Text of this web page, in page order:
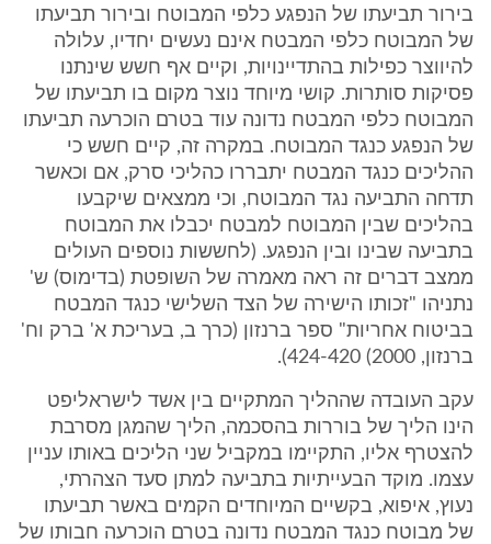
בירור תביעתו של הנפגע כלפי המבוטח ובירור תביעתו
של המבוטח כלפי המבטח אינם נעשים יחדיו, עלולה
להיווצר כפילות בהתדיינויות, וקיים אף חשש שינתנו
פסיקות סותרות. קושי מיוחד נוצר מקום בו תביעתו של
המבוטח כלפי המבטח נדונה עוד בטרם הוכרעה תביעתו
של הנפגע כנגד המבוטח. במקרה זה, קיים חשש כי
ההליכים כנגד המבטח יתבררו כהליכי סרק, אם וכאשר
תדחה התביעה נגד המבוטח, וכי ממצאים שיקבעו
בהליכים שבין המבוטח למבטח יכבלו את המבוטח
בתביעה שבינו ובין הנפגע. (לחששות נוספים העולים
ממצב דברים זה ראה מאמרה של השופטת (בדימוס) ש'
נתניהו "זכותו הישירה של הצד השלישי כנגד המבטח
בביטוח אחריות" ספר ברנזון (כרך ב, בעריכת א' ברק וח'
ברנזון, 2000) 424-420).
עקב העובדה שההליך המתקיים בין אשד לישראליפט
הינו הליך של בוררות בהסכמה, הליך שהמגן מסרבת
להצטרף אליו, התקיימו במקביל שני הליכים באותו עניין
עצמו. מוקד הבעייתיות בתביעה למתן סעד הצהרתי,
נעוץ, איפוא, בקשיים המיוחדים הקמים באשר תביעתו
של מבוטח כנגד המבטח נדונה בטרם הוכרעה חבותו של